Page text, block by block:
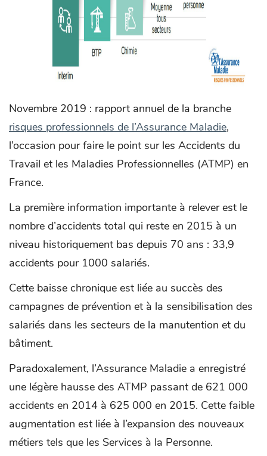
Novembre 2019 : rapport annuel de la branche
risques professionnels de l’Assurance Maladie,
l’occasion pour faire le point sur les Accidents du
Travail et les Maladies Professionnelles (ATMP) en
France.
La première information importante à relever est le
nombre d’accidents total qui reste en 2015 à un
niveau historiquement bas depuis 70 ans : 33,9
accidents pour 1000 salariés.
Cette baisse chronique est liée au succès des
campagnes de prévention et à la sensibilisation des
salariés dans les secteurs de la manutention et du
bâtiment.
Paradoxalement, l’Assurance Maladie a enregistré
une légère hausse des ATMP passant de 621 000
accidents en 2014 à 625 000 en 2015. Cette faible
augmentation est liée à l’expansion des nouveaux
métiers tels que les Services à la Personne.